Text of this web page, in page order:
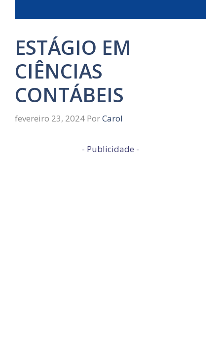
ESTÁGIO EM
CIÊNCIAS
CONTÁBEIS
fevereiro 23, 2024 PorCarol
- Publicidade -